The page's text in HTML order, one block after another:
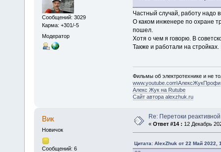
Сообщений: 3029
Карма: +301/-5
Модератор
Частный случай, работу надо
О каком инженере по охране
пошел.
Хотя о чем я говорю. В
Также и работали на
Фильмы об электротехнике и не
www.youtube.com\АлексЖукПрофи
Алекс Жук на Rutube
Сайт автора alexzhuk.ru
Вик
Новичок
Сообщений: 6
Re: Перетоки
« Ответ #14 : 12 Декабрь
Цитата: AlexZhuk от 22 Май 2022,